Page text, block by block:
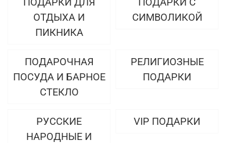
ОТДЫХА И
ПИКНИКА
СИМВОЛИКОЙ
ПОДАРОЧНАЯ
ПОСУДА И БАРНОЕ
СТЕКЛО
РЕЛИГИОЗНЫЕ
ПОДАРКИ
РУССКИЕ
НАРОДНЫЕ И
VIP ПОДАРКИ